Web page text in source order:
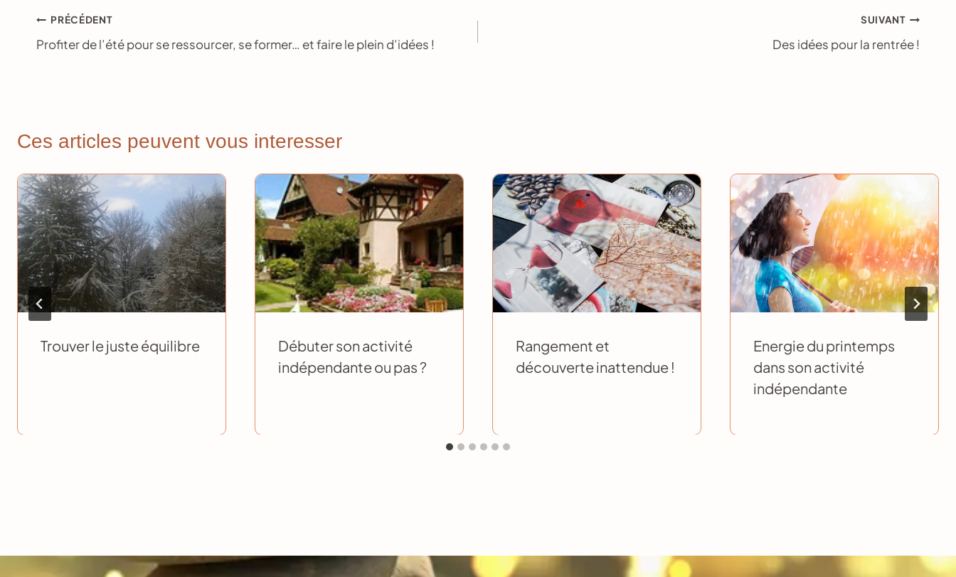
Navigation
de
PRÉCÉDENT
Profiter de l’été pour se ressourcer, se former… et faire le plein d’idées !
SUIVANT
Des idées pour la rentrée !
Ces articles peuvent vous interesser
Trouver le juste équilibre
Débuter son activité
indépendante ou pas ?
Rangement et
découverte inattendue !
Energie du printemps
dans son activité
indépendante